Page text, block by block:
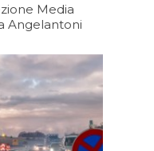
Media
Angelantoni